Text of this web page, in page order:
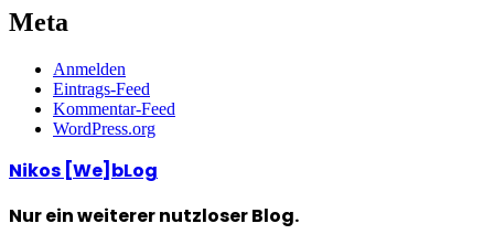
Meta
Anmelden
Eintrags-Feed
Kommentar-Feed
WordPress.org
Nikos [We]bLog
Nur ein weiterer nutzloser Blog.